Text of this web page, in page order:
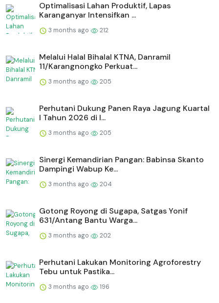
Optimalisasi Lahan Produktif, Lapas
Karanganyar Intensifkan ...
3 months ago 212
Melalui Halal Bihalal KTNA, Danramil
11/Karangnongko Perkuat...
3 months ago 205
Perhutani Dukung Panen Raya Jagung Kuartal
I Tahun 2026 di I...
3 months ago 205
Sinergi Kemandirian Pangan: Babinsa Skanto
Dampingi Wabup Ke...
3 months ago 204
Gotong Royong di Sugapa, Satgas Yonif
631/Antang Bantu Warga...
3 months ago 202
Perhutani Lakukan Monitoring Agroforestry
Tebu untuk Pastika...
3 months ago 196